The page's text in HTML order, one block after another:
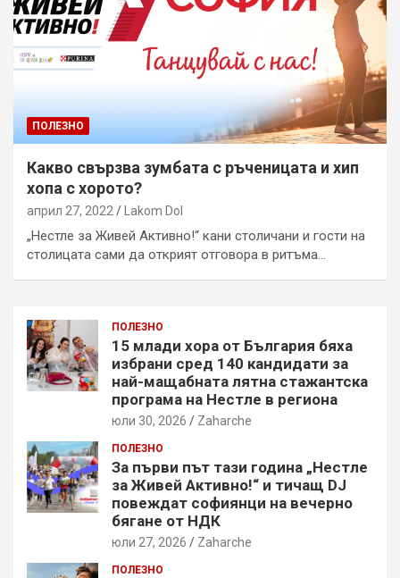
ПОЛЕЗНО
Какво свързва зумбата с ръченицата и хип
хопа с хорото?
април 27, 2022 Lakom Dol
„Нестле за Живей Активно!“ кани столичани и гости на
столицата сами да открият отговора в ритъма…
ПОЛЕЗНО
15 млади хора от България бяха
избрани сред 140 кандидати за
най-мащабната лятна стажантска
програма на Нестле в региона
юли 30, 2026 Zaharche
ПОЛЕЗНО
За първи път тази година „Нестле
за Живей Активно!“ и тичащ DJ
повеждат софиянци на вечерно
бягане от НДК
юли 27, 2026 Zaharche
ПОЛЕЗНО